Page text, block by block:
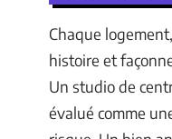
Chaque
histoire et
Un studio de
évalué comme